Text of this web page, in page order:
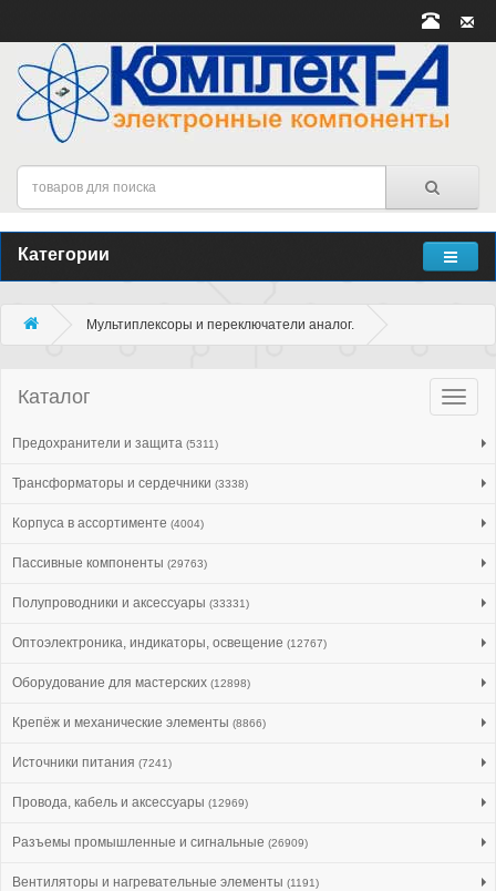
Категории
Мультиплексоры и переключатели аналог.
Каталог
Предохранители и защита (5311)
Трансформаторы и сердечники (3338)
Корпуса в ассортименте (4004)
Пассивные компоненты (29763)
Полупроводники и аксессуары (33331)
Оптоэлектроника, индикаторы, освещение (12767)
Оборудование для мастерских (12898)
Крепёж и механические элементы (8866)
Источники питания (7241)
Провода, кабель и аксессуары (12969)
Разъемы промышленные и сигнальные (26909)
Вентиляторы и нагревательные элементы (1191)